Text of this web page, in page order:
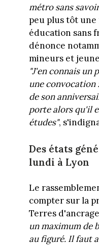
métro sans
peu plus tôt une
éducation sans
dénonce
mineurs et
"J'en connais un
une convocation
de son
porte alors qu'il
études",
Des états
lundi à Lyon
Le
compter sur la
Terres
un maximum de
au figuré. Il faut